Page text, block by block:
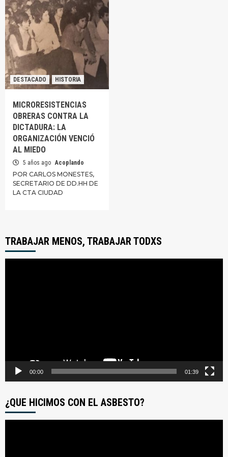
DESTACADO HISTORIA
MICRORESISTENCIAS
OBRERAS CONTRA LA
DICTADURA: LA
ORGANIZACIÓN VENCIÓ
AL MIEDO
5 años ago Acoplando
POR CARLOS MONESTES,
SECRETARIO DE DD.HH DE
LA CTA CIUDAD
TRABAJAR MENOS, TRABAJAR TODXS
00:00 01:39
¿QUE HICIMOS CON EL ASBESTO?